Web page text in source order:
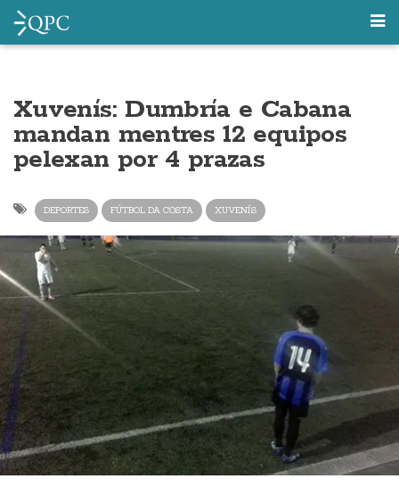
Xuvenís: Dumbría e Cabana
mandan mentres 12 equipos
pelexan por 4 prazas
DEPORTES FÚTBOL DA COSTA XUVENÍS